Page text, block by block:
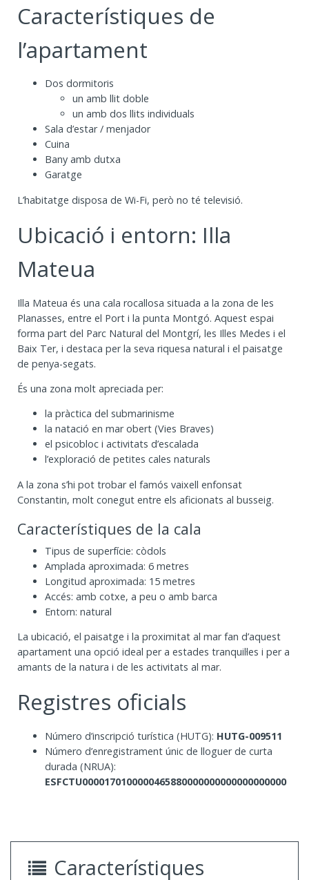
Característiques de
l’apartament
Dos dormitoris
un amb llit doble
un amb dos llits individuals
Sala d’estar / menjador
Cuina
Bany amb dutxa
Garatge
L’habitatge disposa de Wi-Fi, però no té televisió.
Ubicació i entorn: Illa
Mateua
Illa Mateua és una cala rocallosa situada a la zona de les
Planasses, entre el Port i la punta Montgó. Aquest espai
forma part del Parc Natural del Montgrí, les Illes Medes i el
Baix Ter, i destaca per la seva riquesa natural i el paisatge
de penya-segats.
És una zona molt apreciada per:
la pràctica del submarinisme
la natació en mar obert (Vies Braves)
el psicobloc i activitats d’escalada
l’exploració de petites cales naturals
A la zona s’hi pot trobar el famós vaixell enfonsat
Constantin, molt conegut entre els aficionats al busseig.
Característiques de la cala
Tipus de superfície: còdols
Amplada aproximada: 6 metres
Longitud aproximada: 15 metres
Accés: amb cotxe, a peu o amb barca
Entorn: natural
La ubicació, el paisatge i la proximitat al mar fan d’aquest
apartament una opció ideal per a estades tranquil·les i per a
amants de la natura i de les activitats al mar.
Registres oficials
Número d’inscripció turística (HUTG): HUTG-009511
Número d’enregistrament únic de lloguer de curta
durada (NRUA):
ESFCTU0000170100000465880000000000000000000
Característiques